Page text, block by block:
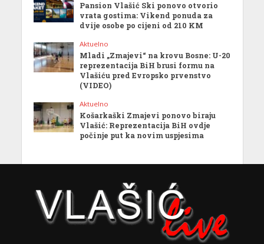
Pansion Vlašić Ski ponovo otvorio
vrata gostima: Vikend ponuda za
dvije osobe po cijeni od 210 KM
Aktuelno
Mladi „Zmajevi“ na krovu Bosne: U-20
reprezentacija BiH brusi formu na
Vlašiću pred Evropsko prvenstvo
(VIDEO)
Aktuelno
Košarkaški Zmajevi ponovo biraju
Vlašić: Reprezentacija BiH ovdje
počinje put ka novim uspjesima